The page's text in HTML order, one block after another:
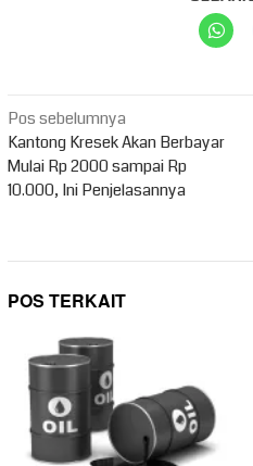
Navigasi
pos
Pos sebelumnya
Kantong Kresek Akan Berbayar
Mulai Rp 2000 sampai Rp
10.000, Ini Penjelasannya
POS TERKAIT